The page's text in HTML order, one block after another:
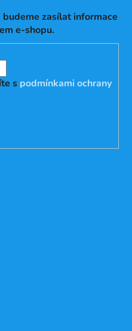
zasílat informace
e-shopu.
s podmínkami ochrany